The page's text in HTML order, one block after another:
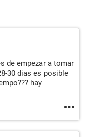
de empezar a tomar
30 dias es posible
hay